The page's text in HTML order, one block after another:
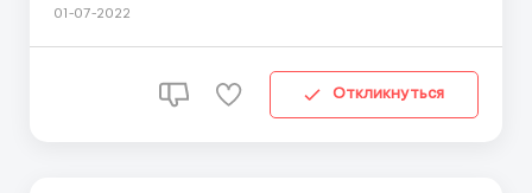
батончиков, упаковка в коробки; Работать минимум
01-07-2022
Откликнуться